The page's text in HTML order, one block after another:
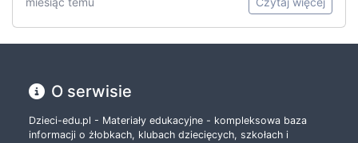
O serwisie
Dzieci-edu.pl - Materiały edukacyjne - kompleksowa baza
informacji o żłobkach, klubach dziecięcych, szkołach i